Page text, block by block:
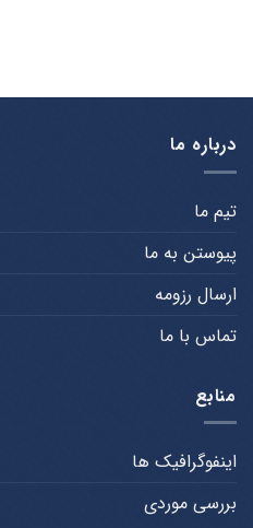
این
چگونه
درباره ما
تیم ما
پیوستن به ما
ارسال رزومه
تماس با ما
منابع
اینفوگرافیک ها
بررسی موردی